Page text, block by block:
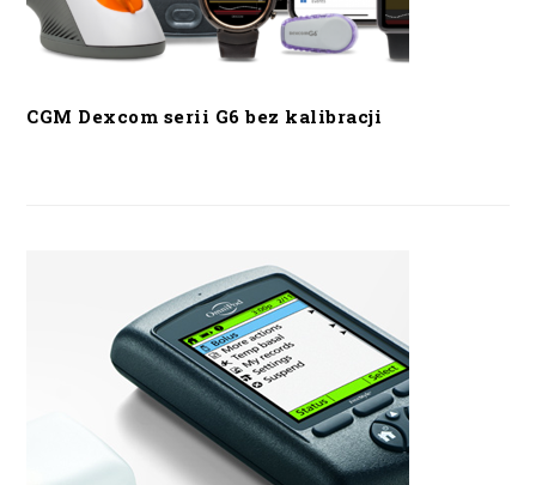
CGM Dexcom serii G6 bez kalibracji